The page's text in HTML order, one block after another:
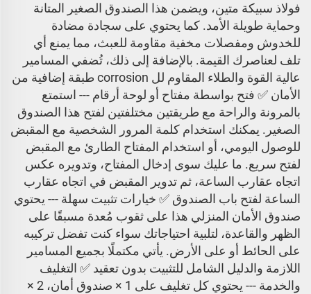
فولاذ سبيكة متين، ويضمن هذا الصندوق الصغير المتانة
وحماية طويلة الأمد. كما يحتوي على سجادة مضادة
للخدوش ومفصلات مخفية مقاومة للعبث، مما يمنع أي
تلف لعناصرك القيمة. بالإضافة إلى ذلك، تُضفي المسامير
عالية القوة والطلاء المقاوم لل corrosion طبقة إضافية من
الأمان ✅ فتح بواسطة مفتاح أو لوحة أرقام --- استمتع
بالمرونة والراحة مع طريقتين مختلفتين لفتح هذا الصندوق
الصغير. يمكنك استخدام كلمة المرور الشخصية مع المقبض
للوصول اليومي، أو استخدام المفتاح الطارئ مع المقبض
لفتح سريع. ما عليك سوى إدخال المفتاح، وتدويره عكس
اتجاه عقارب الساعة، ثم تدوير المقبض في اتجاه عقارب
الساعة لفتح باب الصندوق ✅ خيارات تثبيت سهلة --- يحتوي
صندوق الأمان المنزلي هذا على ثقوب مُعدة مسبقًا على
الظهر والقاعدة، لتلبية احتياجاتك سواء كنت تفضل تركيبه
على الحائط أو على الأرض. يأتي مكتملًا بجميع المسامير
اللازمة والدليل الشامل للتثبيت بدون تعقيد ✅ التغليف
والخدمة --- يحتوي كل تغليف على 1 × صندوق أمان، 2 ×